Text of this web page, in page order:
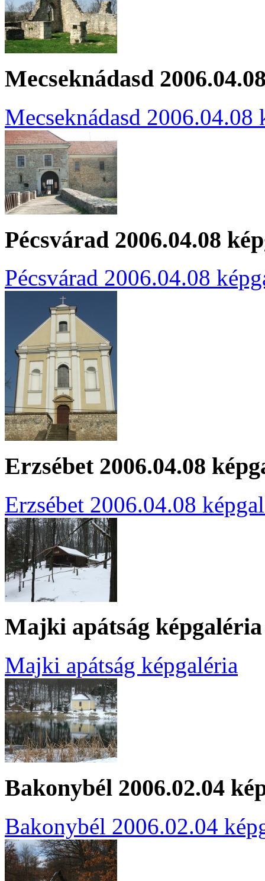
Mecseknádasd
Mecseknádasd 2006.04.08
Pécsvárad 2006.04.08
Pécsvárad 2006.04.08
Erzsébet 2006.04.08
Erzsébet 2006.04.08
Majki apátság képgaléria
Majki apátság képgaléria
Bakonybél 2006.02.04
Bakonybél 2006.02.04